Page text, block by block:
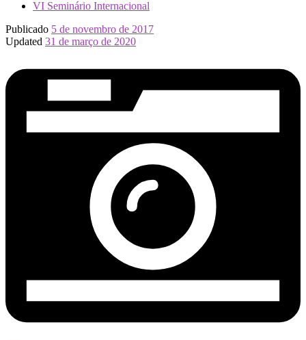
VI Seminário Internacional
Publicado 5 de novembro de 2017
Updated 31 de março de 2020